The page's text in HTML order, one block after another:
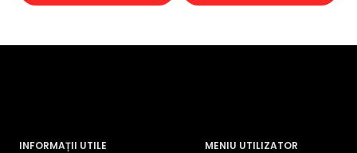
INFORMAȚII UTILE MENIU UTILIZATOR